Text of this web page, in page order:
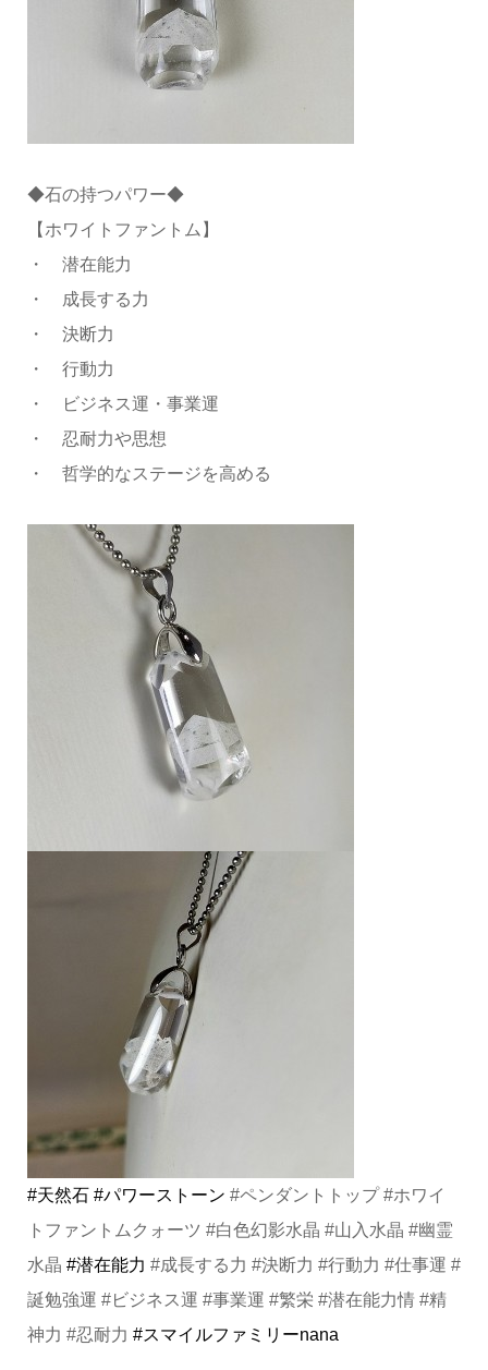
◆石の持つパワー◆
【ホワイトファントム】
・ 潜在能力
・ 成長する力
・ 決断力
・ 行動力
・ ビジネス運・事業運
・ 忍耐力や思想
・ 哲学的なステージを高める
#天然石 #パワーストーン #ペンダントトップ #ホワイ
トファントムクォーツ #白色幻影水晶 #山入水晶 #幽霊
水晶 #潜在能力 #成長する力 #決断力 #行動力 #仕事運 #
誕勉強運 #ビジネス運 #事業運 #繁栄 #潜在能力情 #精
神力 #忍耐力 #スマイルファミリーnana